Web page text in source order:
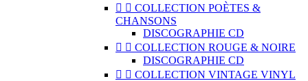
  COLLECTION POÈTES &
CHANSONS
DISCOGRAPHIE CD
  COLLECTION ROUGE & NOIRE
DISCOGRAPHIE CD
  COLLECTION VINTAGE VINYL